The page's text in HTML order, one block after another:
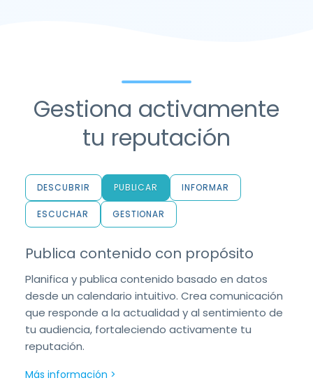
Gestiona activamente
tu reputación
DESCUBRIR PUBLICAR INFORMAR
ESCUCHAR GESTIONAR
Publica contenido con propósito
Planifica y publica contenido basado en datos
desde un calendario intuitivo. Crea comunicación
que responde a la actualidad y al sentimiento de
tu audiencia, fortaleciendo activamente tu
reputación.
Más información >